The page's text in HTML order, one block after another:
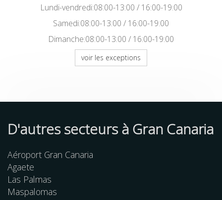
Lundi-vendredi:08:00-13:00 / 16:00-19:00
Samedi:08:00-13:00 / 16:00-19:00
Dimanche:08:00-13:00 / 16:00-19:00
voir les exceptions
D'autressecteursà Gran Canaria
Aéroport Gran Canaria
Agaete
Las Palmas
Maspalomas